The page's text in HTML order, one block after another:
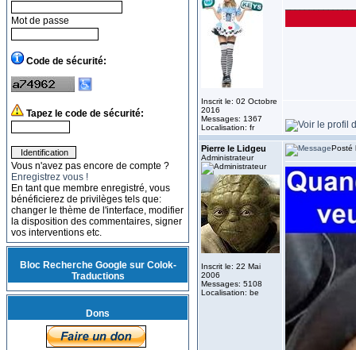
Mot de passe
Code de sécurité:
Tapez le code de sécurité:
Vous n'avez pas encore de compte ?
Enregistrez vous !
En tant que membre enregistré, vous
bénéficierez de privilèges tels que:
changer le thème de l'interface, modifier
la disposition des commentaires, signer
vos interventions etc.
Bloc Recherche Google sur Colok-
Traductions
Dons
Inscrit le: 02 Octobre
2016
Messages: 1367
Localisation: fr
Pierre le Lidgeu
Administrateur
Inscrit le: 22 Mai
2006
Messages: 5108
Localisation: be
Posté